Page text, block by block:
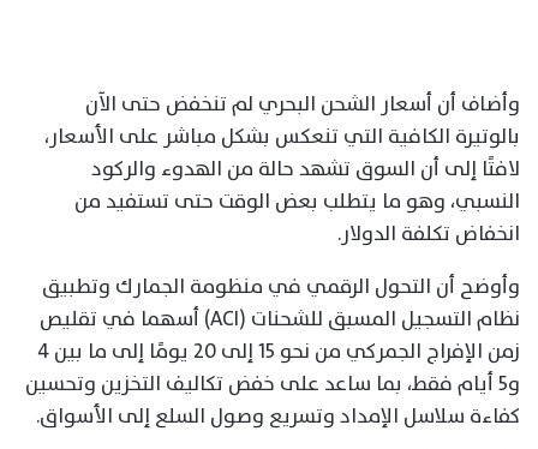
وأضاف أن أسعار الشحن البحري لم تنخفض حتى الآن
بالوتيرة الكافية التي تنعكس بشكل مباشر على الأسعار،
لافتًا إلى أن السوق تشهد حالة من الهدوء والركود
النسبي، وهو ما يتطلب بعض الوقت حتى تستفيد من
انخفاض تكلفة الدولار.
وأوضح أن التحول الرقمي في منظومة الجمارك وتطبيق
نظام التسجيل المسبق للشحنات (ACI) أسهما في تقليص
زمن الإفراج الجمركي من نحو 15 إلى 20 يومًا إلى ما بين 4
و5 أيام فقط، بما ساعد على خفض تكاليف التخزين وتحسين
كفاءة سلاسل الإمداد وتسريع وصول السلع إلى الأسواق.